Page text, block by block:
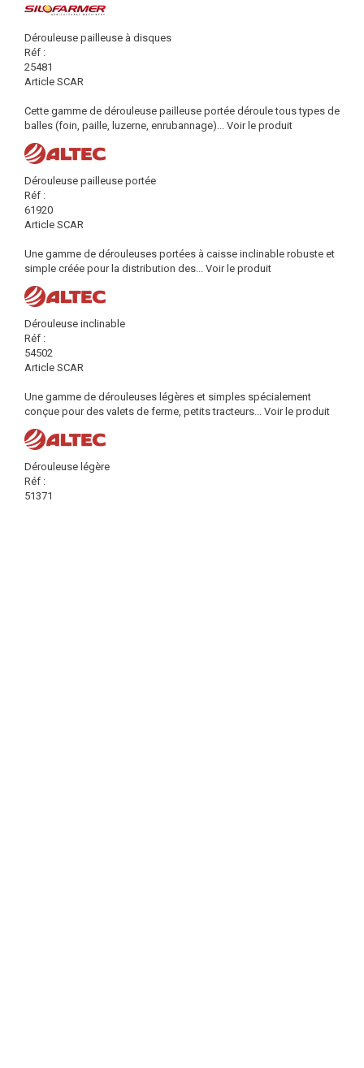
Dérouleuse pailleuse à disques
Réf :
25481
Article SCAR
Cette gamme de dérouleuse pailleuse portée déroule tous types de
balles (foin, paille, luzerne, enrubannage)... Voir le produit
Dérouleuse pailleuse portée
Réf :
61920
Article SCAR
Une gamme de dérouleuses portées à caisse inclinable robuste et
simple créée pour la distribution des... Voir le produit
Dérouleuse inclinable
Réf :
54502
Article SCAR
Une gamme de dérouleuses légères et simples spécialement
conçue pour des valets de ferme, petits tracteurs... Voir le produit
Dérouleuse légère
Réf :
51371